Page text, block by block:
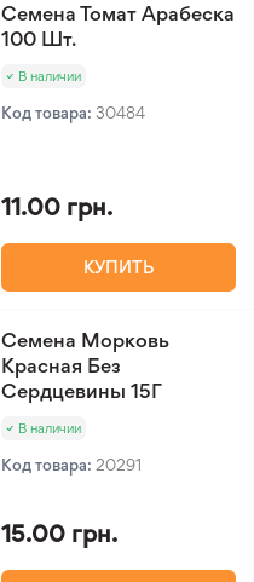
Семена Томат Арабеска
100 Шт.
В наличии
Код товара: 30484
11.00 грн.
КУПИТЬ
Семена Морковь
Красная Без
Сердцевины 15Г
В наличии
Код товара: 20291
15.00 грн.